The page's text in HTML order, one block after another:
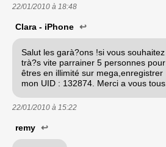
22/01/2010 à 18:48
Clara - iPhone ↩
Salut les garà?ons !si vous souhaitez
trà?s vite parrainer 5 personnes pour
êtres en illimité sur mega,enregistrer
mon UID : 132874. Merci a vous tous.
22/01/2010 à 15:22
remy ↩